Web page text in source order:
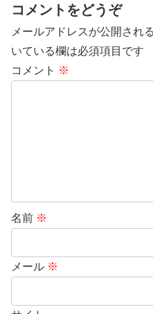
コメントをどうぞ
メールアドレスが公開され
いている欄は必須項目です
コメント ※
名前 ※
メール ※